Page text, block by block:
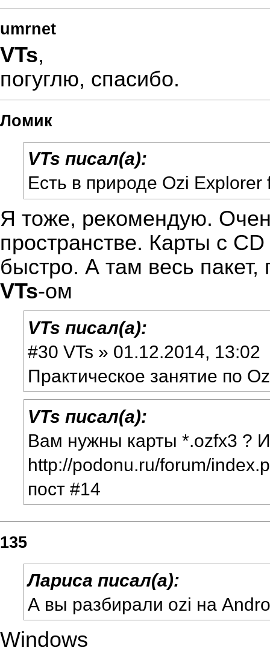
umrnet
VTs,
погуглю, спасибо.
Ломик
VTs писал(а):
Есть в природе Ozi
Я тоже, рекомендую.
пространстве. Карты с
быстро. А там весь
VTs-ом
VTs писал(а):
#30 VTs » 01.12.2014, 13:02
Практическое занятие по
VTs писал(а):
Вам нужны карты *.ozfx3 ?
http://podonu.ru/forum/
пост #14
135
Лариса писал(а):
А вы разбирали ozi на
Windows